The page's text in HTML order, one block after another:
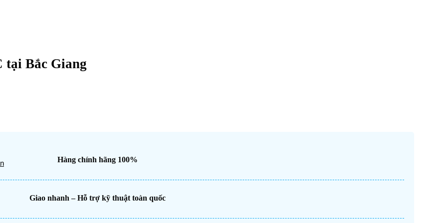
tại Bắc Giang
Hàng chính hãng 100%
Giao nhanh – Hỗ trợ kỹ thuật toàn quốc